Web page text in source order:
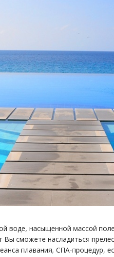
воде, насыщенной массой
сможете насладиться
плавания, СПА-процедур,